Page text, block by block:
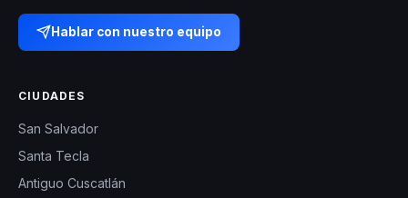
Hablar con nuestro equipo
CIUDADES
San Salvador
Santa Tecla
Antiguo Cuscatlán